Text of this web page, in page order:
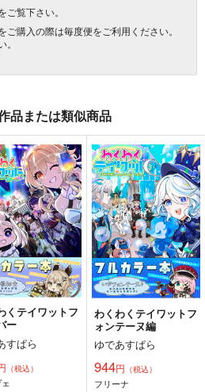
ご覧下さい。
購入の際は毎度便をご利用ください。
品または類似商品
くテイワットフ
ー
すぱら
（税込）
わくわくテイワットフ
ォンテーヌ編
ゆであすぱら
944円 （税込）
フリーナ